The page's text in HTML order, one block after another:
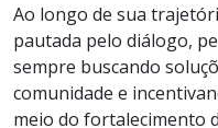
Ao longo de sua
pautada pelo diálogo,
sempre buscando
comunidade e
meio do fortalecimento